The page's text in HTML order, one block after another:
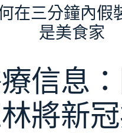
在三分鐘內假
是美食家
信息
將新